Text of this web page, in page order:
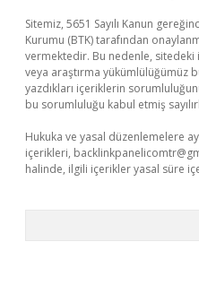
Sitemiz, 5651 Sayılı Kanun
Kurumu (BTK) tarafından
vermektedir. Bu nedenle,
veya araştırma yükümlülüğümüz
yazdıkları içeriklerin
bu sorumluluğu kabul etmiş
Hukuka ve yasal düzenlemelere
içerikleri,
halinde, ilgili içerikler yasal süre